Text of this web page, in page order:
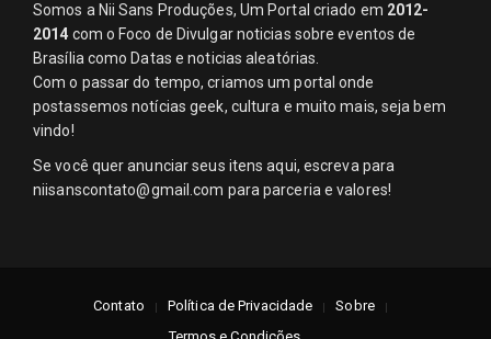
Somos a Nii Sans Produções, Um Portal criado em 2012-
2014 com o Foco de Divulgar noticias sobre eventos de
Brasília como Datas e noticias aleatórias.
Com o passar do tempo, criamos um portal onde
postassemos notícias geek, cultura e muito mais, seja bem
vindo!
Se você quer anunciar seus itens aqui, escreva para
niisanscontato@gmail.com para parceria e valores!
Contato Política de Privacidade
Sobre